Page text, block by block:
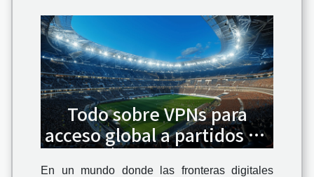
Todo sobre VPNs para
acceso global a partidos de
fútbol en vivo
En un mundo donde las fronteras digitales